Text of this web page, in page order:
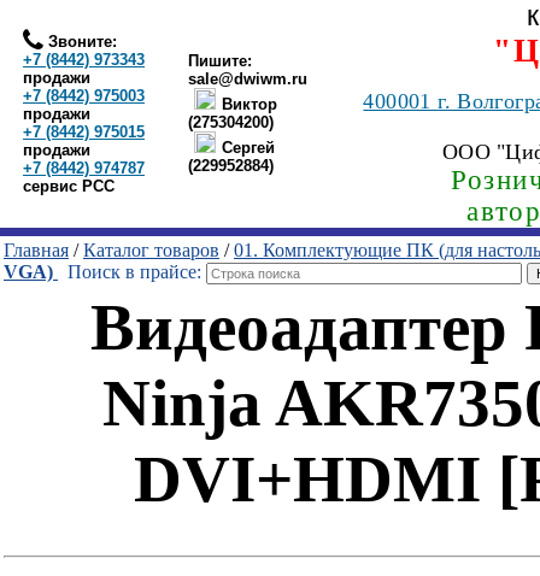
Звоните:
+7 (8442) 973343
продажи
+7 (8442) 975003
продажи
+7 (8442) 975015
продажи
+7 (8442) 974787
сервис РСС
Пишите:
sale@dwiwm.ru
Виктор
(275304200)
Сергей
(229952884)
400001г.
ООО
Главная /Каталог товаров /01. Комплектующие ПК (для
VGA)
Поиск в прайсе:
Ninja
DVI+HDMI